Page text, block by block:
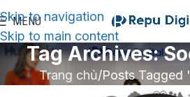
Skip to navigation
Skip to main content
MENU
Tag Archives:
Trang chủ Posts Tagged